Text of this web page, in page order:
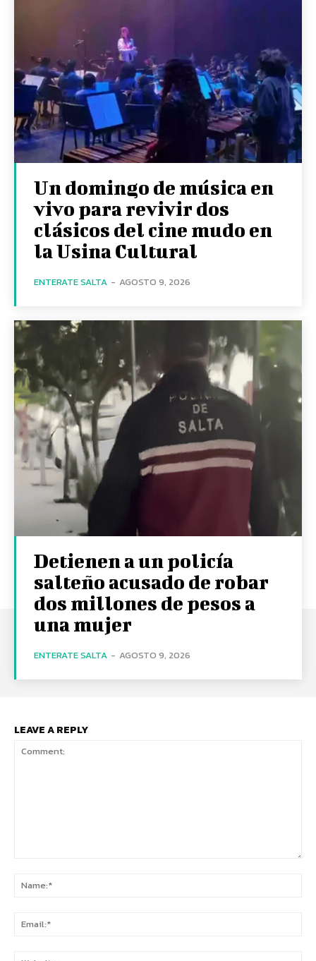
Un domingo de música en
vivo para revivir dos
clásicos del cine mudo en
la Usina Cultural
ENTERATE SALTA - AGOSTO 9, 2026
Detienen a un policía
salteño acusado de robar
dos millones de pesos a
una mujer
ENTERATE SALTA - AGOSTO 9, 2026
LEAVE A REPLY